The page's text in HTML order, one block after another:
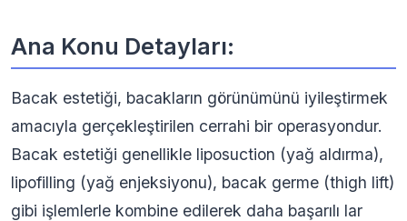
Ana Konu Detayları:
Bacak estetiği, bacakların görünümünü iyileştirmek
amacıyla gerçekleştirilen cerrahi bir operasyondur.
Bacak estetiği genellikle liposuction (yağ aldırma),
lipofilling (yağ enjeksiyonu), bacak germe (thigh lift)
gibi işlemlerle kombine edilerek daha başarılı lar